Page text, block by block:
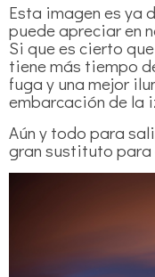
Esta imagen es ya
puede apreciar en
Si que es cierto
tiene más tiempo
fuga y una mejor
embarcación de la
Aún y todo para
gran sustituto para